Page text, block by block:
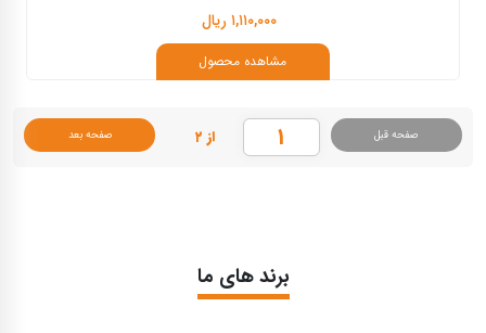
۱,۱۱۰,۰۰۰ ریال
مشاهده محصول
صفحه قبل از ۲ صفحه بعد
برند های ما